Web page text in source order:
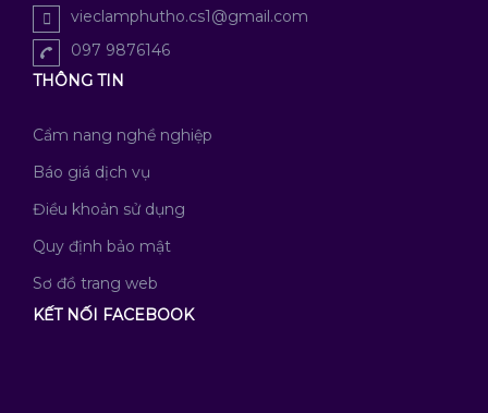
vieclamphutho.cs1@gmail.com
097 9876146
THÔNG TIN
Cẩm nang nghề nghiệp
Báo giá dịch vụ
Điều khoản sử dụng
Quy định bảo mật
Sơ đồ trang web
KẾT NỐI FACEBOOK